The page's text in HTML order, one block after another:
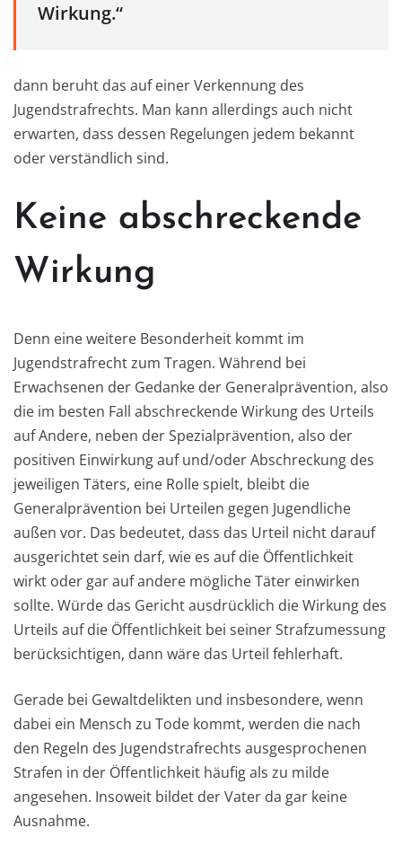
Wirkung.“
dann beruht das auf einer Verkennung des
Jugendstrafrechts. Man kann allerdings auch nicht
erwarten, dass dessen Regelungen jedem bekannt
oder verständlich sind.
Keine abschreckende
Wirkung
Denn eine weitere Besonderheit kommt im
Jugendstrafrecht zum Tragen. Während bei
Erwachsenen der Gedanke der Generalprävention, also
die im besten Fall abschreckende Wirkung des Urteils
auf Andere, neben der Spezialprävention, also der
positiven Einwirkung auf und/oder Abschreckung des
jeweiligen Täters, eine Rolle spielt, bleibt die
Generalprävention bei Urteilen gegen Jugendliche
außen vor. Das bedeutet, dass das Urteil nicht darauf
ausgerichtet sein darf, wie es auf die Öffentlichkeit
wirkt oder gar auf andere mögliche Täter einwirken
sollte. Würde das Gericht ausdrücklich die Wirkung des
Urteils auf die Öffentlichkeit bei seiner Strafzumessung
berücksichtigen, dann wäre das Urteil fehlerhaft.
Gerade bei Gewaltdelikten und insbesondere, wenn
dabei ein Mensch zu Tode kommt, werden die nach
den Regeln des Jugendstrafrechts ausgesprochenen
Strafen in der Öffentlichkeit häufig als zu milde
angesehen. Insoweit bildet der Vater da gar keine
Ausnahme.